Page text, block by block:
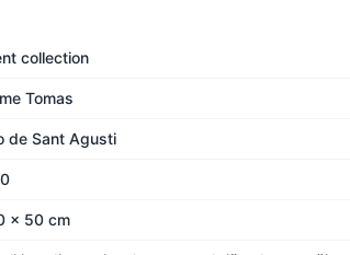
collection
Tomas
de Sant Agusti
x 50 cm